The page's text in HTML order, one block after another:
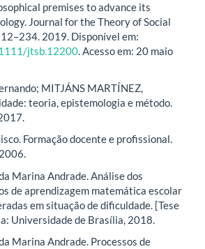
premises to advance its
Journal for the Theory of Social
2019. Disponível em:
jtsb.12200. Acesso em: 20 maio
MITJÁNS MARTÍNEZ,
teoria, epistemologia e método.
Formação docente e profissional.
Marina Andrade. Análise dos
de aprendizagem matemática escolar
em situação de dificuldade. [Tese
Universidade de Brasília, 2018.
Marina Andrade. Processos de